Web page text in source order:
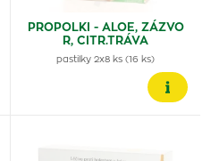
PROPOLKI - ALOE, ZÁZVO
R, CITR.TRÁVA
pastilky 2x8 ks (16 ks)